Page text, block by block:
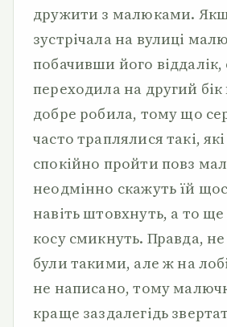
дружити з малюками.
зустрічала на вулиці
побачивши його віддалік,
переходила на другий бік
добре робила, тому що
часто траплялися такі,
спокійно пройти повз
неодмінно скажуть їй
навіть штовхнуть, а то
косу смикнуть. Правда,
були такими, але ж на
не написано, тому
краще заздалегідь